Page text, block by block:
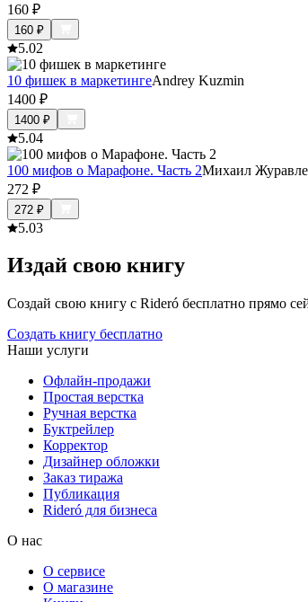
160 ₽
160 ₽
5.02
10 фишек в маркетингеAndrey Kuzmin
1400 ₽
1400 ₽
5.04
100 мифов о Марафоне. Часть 2Михаил
272 ₽
272 ₽
5.03
Издай свою книгу
Создай свою книгу с Rideró бесплатно прямо
Создать книгу бесплатно
Наши услуги
Офлайн-продажи
Простая верстка
Ручная верстка
Буктрейлер
Корректор
Дизайнер обложки
Заказ тиража
Публикация
Rideró для бизнеса
О нас
О сервисе
О магазине